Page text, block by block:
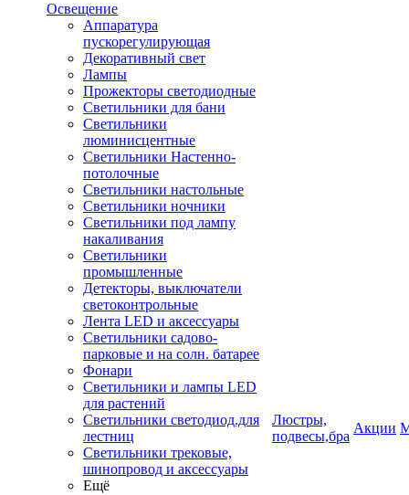
Освещение
Аппаратура
пускорегулирующая
Декоративный свет
Лампы
Прожекторы светодиодные
Светильники для бани
Светильники
люминисцентные
Светильники Настенно-
потолочные
Светильники настольные
Светильники ночники
Светильники под лампу
накаливания
Светильники
промышленные
Детекторы, выключатели
светоконтрольные
Лента LED и аксессуары
Светильники садово-
парковые и на солн. батарее
Фонари
Светильники и лампы LED
для растений
Светильники светодиод.для
лестниц
Светильники трековые,
шинопровод и аксессуары
Ещё
Люстры,
подвесы,бра
Акции